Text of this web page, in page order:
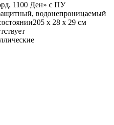
1100 Ден» с ПУ
водонепроницаемый
205 х 28 х 29 см